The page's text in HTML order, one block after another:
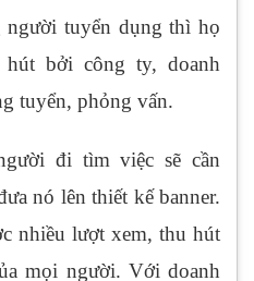
tuyển dụng thì họ
bởi công ty, doanh
tuyển, phỏng vấn.
đi tìm việc sẽ cần
nó lên thiết kế banner.
nhiều lượt xem, thu hút
mọi người. Với doanh